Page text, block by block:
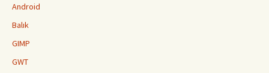
Android
Balık
GIMP
GWT